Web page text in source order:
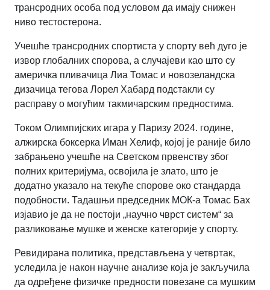
трансродних особа под условом да имају снижен
ниво тестостерона.
Учешће трансродних спортиста у спорту већ дуго је
извор глобалних спорова, а случајеви као што су
америчка пливачица Лиа Томас и новозеландска
дизачица тегова Лорел Хабард подстакли су
расправу о могућим такмичарским предностима.
Током Олимпијских игара у Паризу 2024. године,
алжирска боксерка Иман Хелиф, којој је раније било
забрањено учешће на Светском првенству због
полних критеријума, освојила је злато, што је
додатно указало на текуће спорове око стандарда
подобности. Тадашњи председник МОК-а Томас Бах
изјавио је да не постоји „научно чврст систем“ за
разликовање мушке и женске категорије у спорту.
Ревидирана политика, представљена у четвртак,
уследила је након научне анализе која је закључила
да одређене физичке предности повезане са мушким